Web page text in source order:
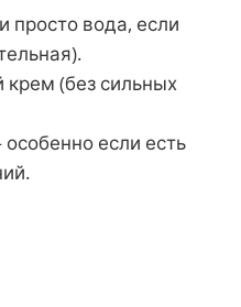
просто вода, если
(без сильных
если есть